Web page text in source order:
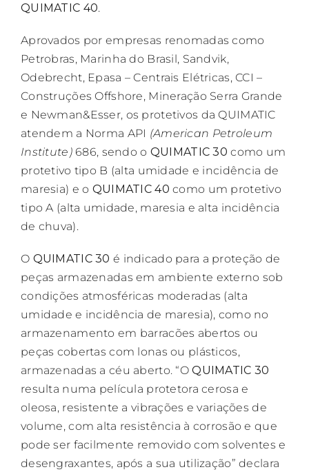
QUIMATIC 40.
Aprovados por empresas renomadas como
Petrobras, Marinha do Brasil, Sandvik,
Odebrecht, Epasa – Centrais Elétricas, CCI –
Construções Offshore, Mineração Serra Grande
e Newman&Esser, os protetivos da QUIMATIC
atendem a Norma API (American Petroleum
Institute)686, sendo o QUIMATIC 30 como um
protetivo tipo B (alta umidade e incidência de
maresia) e o QUIMATIC 40 como um protetivo
tipo A (alta umidade, maresia e alta incidência
de chuva).
O QUIMATIC 30 é indicado para a proteção de
peças armazenadas em ambiente externo sob
condições atmosféricas moderadas (alta
umidade e incidência de maresia), como no
armazenamento em barracões abertos ou
peças cobertas com lonas ou plásticos,
armazenadas a céu aberto. “OQUIMATIC 30
resulta numa película protetora cerosa e
oleosa, resistente a vibrações e variações de
volume, com alta resistência à corrosão e que
pode ser facilmente removido com solventes e
desengraxantes, após a sua utilização” declara